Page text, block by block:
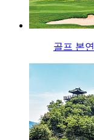
골프 본